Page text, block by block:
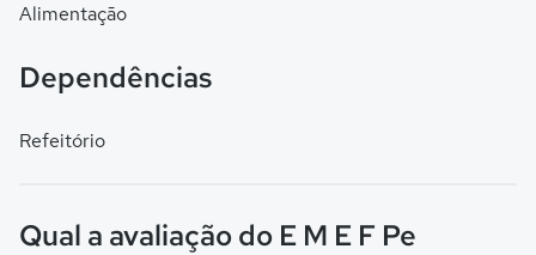
Alimentação
Dependências
Refeitório
Qual a avaliação do E M E F Pe